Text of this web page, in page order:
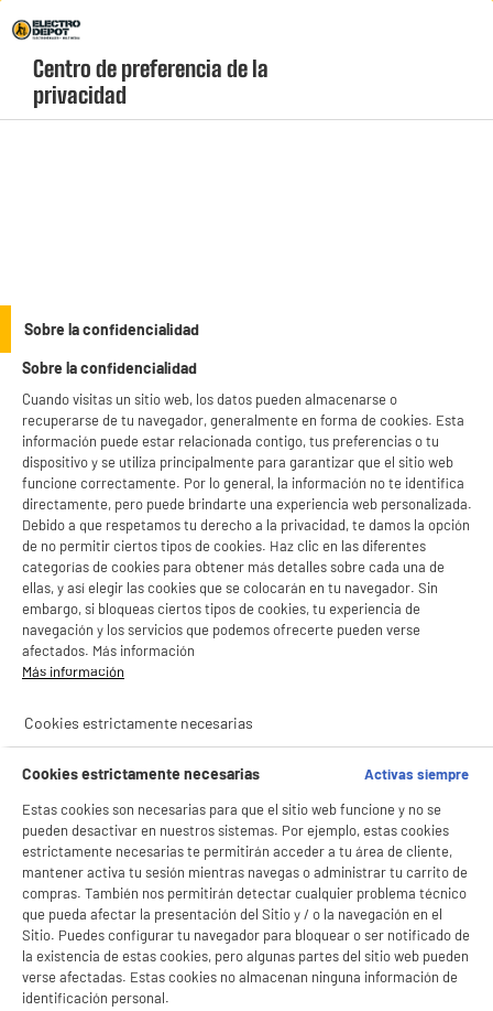
Menú
geolocation-header-icon-text
account
personas
Centro de preferencia de la
privacidad
Sobre la confidencialidad
Sobre la confidencialidad
Cuando visitas un sitio web, los datos pueden almacenarse o
recuperarse de tu navegador, generalmente en forma de cookies. Esta
información puede estar relacionada contigo, tus preferencias o tu
dispositivo y se utiliza principalmente para garantizar que el sitio web
funcione correctamente. Por lo general, la información no te identifica
directamente, pero puede brindarte una experiencia web personalizada.
Debido a que respetamos tu derecho a la privacidad, te damos la opción
de no permitir ciertos tipos de cookies. Haz clic en las diferentes
categorías de cookies para obtener más detalles sobre cada una de
ellas, y así elegir las cookies que se colocarán en tu navegador. Sin
embargo, si bloqueas ciertos tipos de cookies, tu experiencia de
navegación y los servicios que podemos ofrecerte pueden verse
afectados. Más información
Más información
Cookies estrictamente necesarias
Cookies estrictamente necesarias
Activas siempre
Estas cookies son necesarias para que el sitio web funcione y no se
pueden desactivar en nuestros sistemas. Por ejemplo, estas cookies
estrictamente necesarias te permitirán acceder a tu área de cliente,
mantener activa tu sesión mientras navegas o administrar tu carrito de
compras. También nos permitirán detectar cualquier problema técnico
que pueda afectar la presentación del Sitio y / o la navegación en el
Sitio. Puedes configurar tu navegador para bloquear o ser notificado de
la existencia de estas cookies, pero algunas partes del sitio web pueden
verse afectadas. Estas cookies no almacenan ninguna información de
identificación personal.